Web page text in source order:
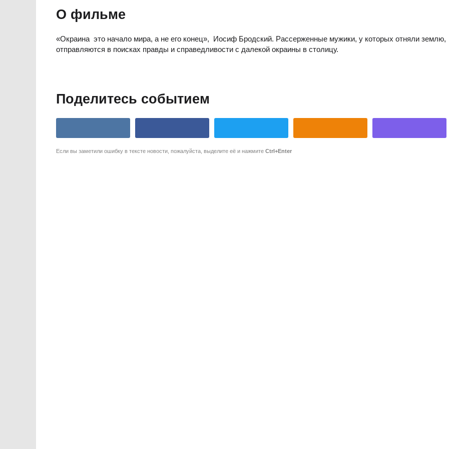
О фильме
«Окраина  это начало мира, а не его конец»,  Иосиф Бродский. Рассерженные мужики, у которых отняли землю,
отправляются в поисках правды и справедливости с далекой окраины в столицу.
Поделитесь событием
Если вы заметили ошибку в тексте новости, пожалуйста, выделите её и нажмите Ctrl+Enter